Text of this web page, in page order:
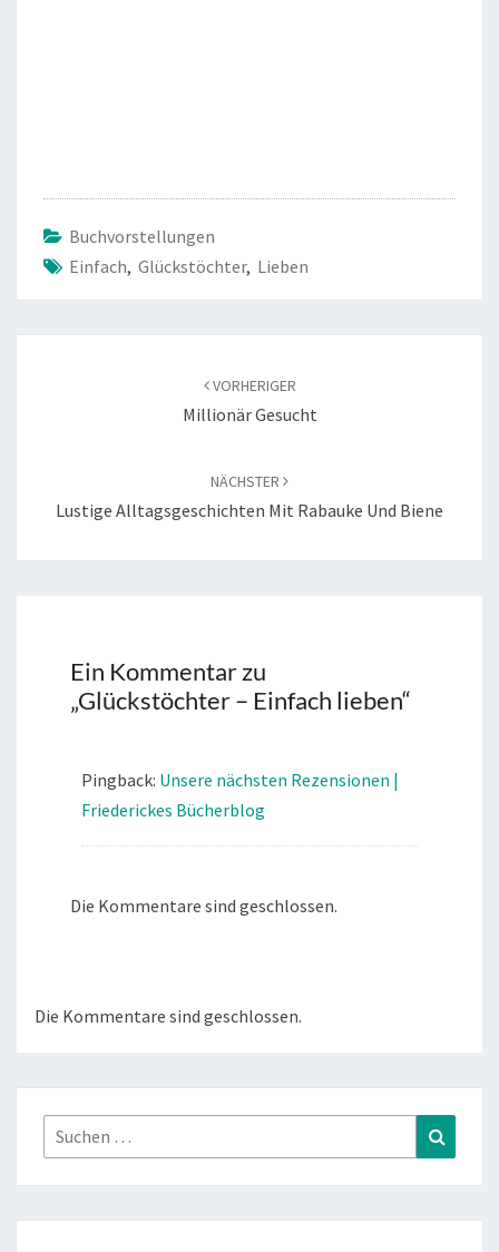
Buchvorstellungen
Einfach, Glückstöchter, Lieben
VORHERIGER
Millionär Gesucht
NÄCHSTER
Lustige Alltagsgeschichten Mit Rabauke Und Biene
Ein Kommentar zu
„Glückstöchter – Einfach lieben“
Pingback: Unsere nächsten Rezensionen |
Friederickes Bücherblog
Die Kommentare sind geschlossen.
Die Kommentare sind geschlossen.
Suchen
nach: